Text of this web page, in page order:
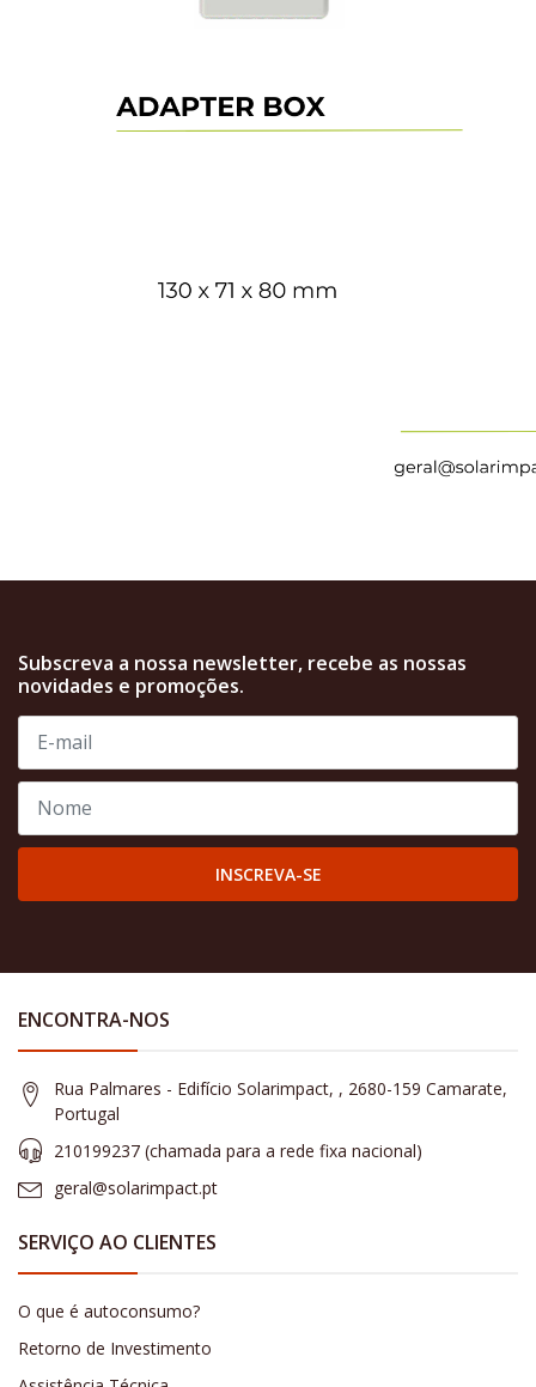
Subscreva a nossa newsletter, recebe as nossas
novidades e promoções.
INSCREVA-SE
ENCONTRA-NOS
Rua Palmares - Edifício Solarimpact, , 2680-159 Camarate,
Portugal
210199237 (​chamada para a rede fixa nacional)
geral@solarimpact.pt
SERVIÇO AO CLIENTES
O que é autoconsumo?
Retorno de Investimento